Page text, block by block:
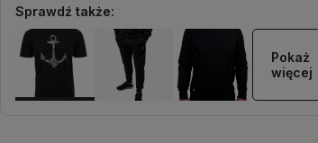
Sprawdź także:
Pokaż
więcej